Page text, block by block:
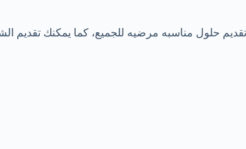
حلول مناسبه مرضيه للجميع، كما يمكنك تقديم